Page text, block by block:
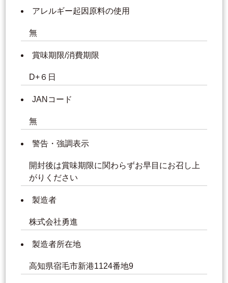
アレルギー起因原料の使用
無
賞味期限/消費期限
D+６日
JANコード
無
警告・強調表示
開封後は賞味期限に関わらずお早目にお召し上
がりください
製造者
株式会社勇進
製造者所在地
高知県宿毛市新港1124番地9